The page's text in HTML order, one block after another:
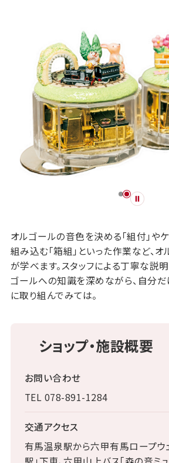
オルゴールの音色を決める「組付」や
組み込む「箱組」といった作業など、
が学べます。スタッフによる丁寧な説
ゴールへの知識を深めながら、自分
に取り組んでみては。
ショップ・施設概要
お問い合わせ
TEL 078-891-1284
交通アクセス
有馬温泉駅から六甲有馬ロープウ